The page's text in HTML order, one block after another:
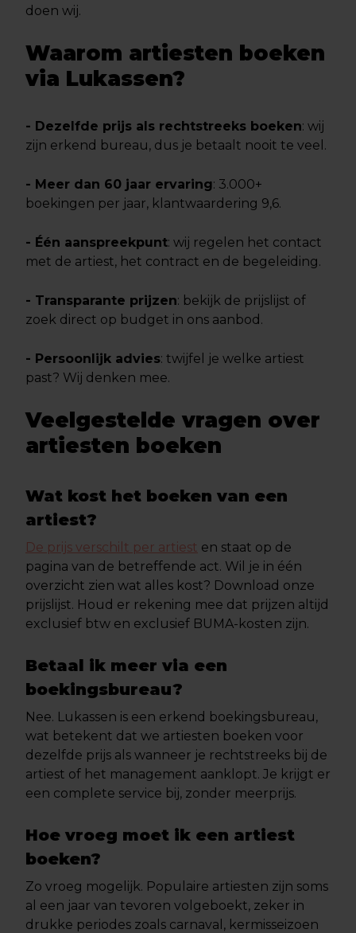
doen wij.
Waarom artiesten boeken
via Lukassen?
- Dezelfde prijs als rechtstreeks boeken: wij
zijn erkend bureau, dus je betaalt nooit te veel.
- Meer dan 60 jaar ervaring: 3.000+
boekingen per jaar, klantwaardering 9,6.
- Één aanspreekpunt: wij regelen het contact
met de artiest, het contract en de begeleiding.
- Transparante prijzen: bekijk de prijslijst of
zoek direct op budget in ons aanbod.
- Persoonlijk advies: twijfel je welke artiest
past? Wij denken mee.
Veelgestelde vragen over
artiesten boeken
Wat kost het boeken van een
artiest?
De prijs verschilt per artiest en staat op de
pagina van de betreffende act. Wil je in één
overzicht zien wat alles kost? Download onze
prijslijst. Houd er rekening mee dat prijzen altijd
exclusief btw en exclusief BUMA-kosten zijn.
Betaal ik meer via een
boekingsbureau?
Nee. Lukassen is een erkend boekingsbureau,
wat betekent dat we artiesten boeken voor
dezelfde prijs als wanneer je rechtstreeks bij de
artiest of het management aanklopt. Je krijgt er
een complete service bij, zonder meerprijs.
Hoe vroeg moet ik een artiest
boeken?
Zo vroeg mogelijk. Populaire artiesten zijn soms
al een jaar van tevoren volgeboekt, zeker in
drukke periodes zoals carnaval, kermisseizoen